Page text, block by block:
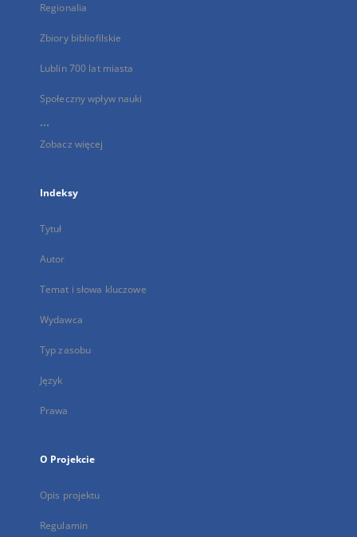
Regionalia
Zbiory bibliofilskie
Lublin 700 lat miasta
Społeczny wpływ nauki
...
Zobacz więcej
Indeksy
Tytuł
Autor
Temat i słowa kluczowe
Wydawca
Typ zasobu
Język
Prawa
O Projekcie
Opis projektu
Regulamin